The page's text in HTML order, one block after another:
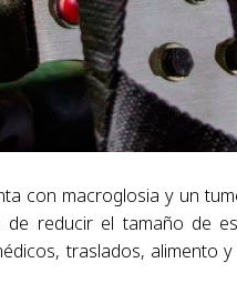
con macroglosia y un
reducir el tamaño de
traslados, alimento